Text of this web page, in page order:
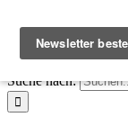
FacebookInstagramX
+41 61 411 28 66|
Suche nach: